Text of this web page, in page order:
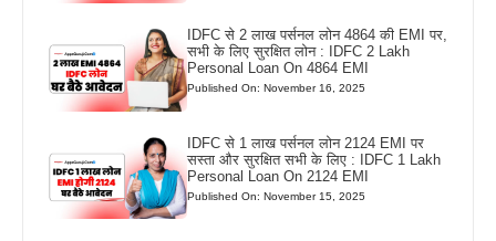
IDFC से 2 लाख पर्सनल लोन 4864 की EMI पर,
सभी के लिए सुरक्षित लोन : IDFC 2 Lakh
Personal Loan On 4864 EMI
Published On: November 16, 2025
IDFC से 1 लाख पर्सनल लोन 2124 EMI पर
सस्ता और सुरक्षित सभी के लिए : IDFC 1 Lakh
Personal Loan On 2124 EMI
Published On: November 15, 2025